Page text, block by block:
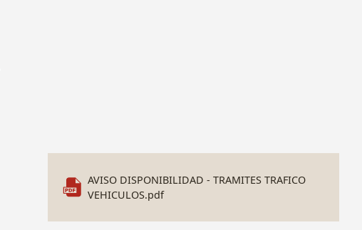
AVISO DISPONIBILIDAD - TRAMITES TRAFICO
VEHICULOS.pdf